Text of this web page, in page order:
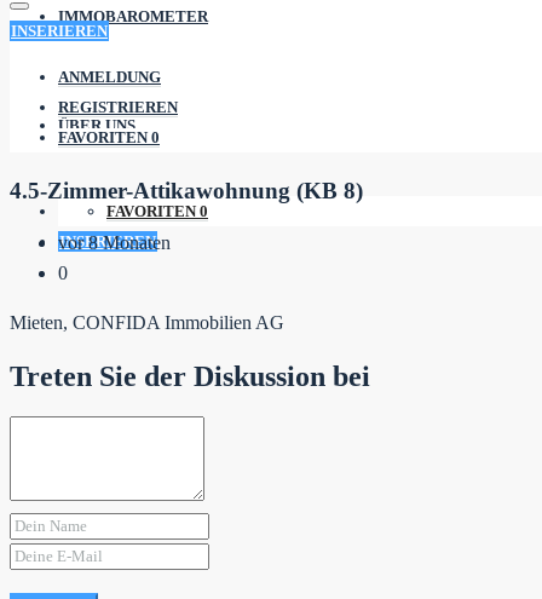
IMMOBAROMETER
ÜBER UNS
FAVORITEN 0
INSERIEREN
INSERIEREN
ANMELDUNG
REGISTRIEREN
FAVORITEN 0
4.5-Zimmer-Attikawohnung (KB 8)
vor 8 Monaten
0
Mieten, CONFIDA Immobilien AG
Treten Sie der Diskussion bei